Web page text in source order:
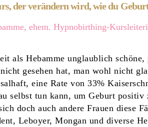
der verändern wird, wie du
ehem. Hypnobirthing-
als Hebamme unglaublich
gesehen hat, man wohl nicht
eine Rate von 33%
selbst tun kann, um Geburt positiv
doch auch andere Frauen diese
Leboyer, Mongan und diverse